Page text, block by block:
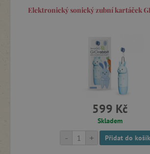
Elektronický sonický zubní kartáček
599 Kč
Skladem
+
- Přidat do